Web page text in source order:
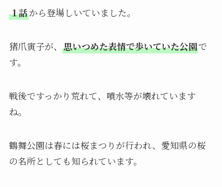
１話から登場しいていました。
猪爪寅子が、 思いつめた表情で歩いていた公園で
す。
戦後ですっかり荒れて、噴水等が壊れています
ね。
鶴舞公園は春には桜まつりが行われ、愛知県の桜
の名所としても知られています。